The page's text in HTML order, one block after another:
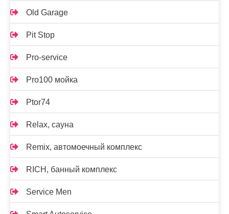
Old Garage
Pit Stop
Pro-service
Pro100 мойка
Ptor74
Relax, сауна
Remix, автомоечный комплекс
RICH, банный комплекс
Service Men